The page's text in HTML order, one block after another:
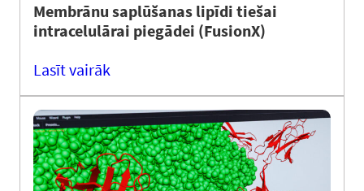
Membrānu saplūšanas lipīdi tiešai
intracelulārai piegādei (FusionX)
Lasīt vairāk